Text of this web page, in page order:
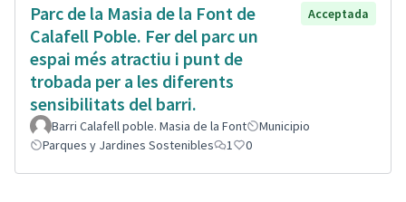
Parc de la Masia de la Font de
Calafell Poble. Fer del parc un
espai més atractiu i punt de
trobada per a les diferents
sensibilitats del barri.
Acceptada
Barri Calafell poble. Masia de la Font
Municipio
Parques y Jardines Sostenibles
1 0